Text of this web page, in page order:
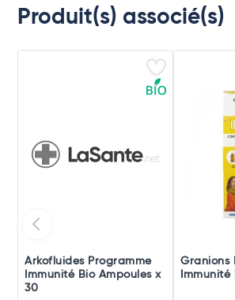
Produit(s) associé(s)
Arkofluides Programme
Immunité Bio Ampoules x
30
Granions
Immunité